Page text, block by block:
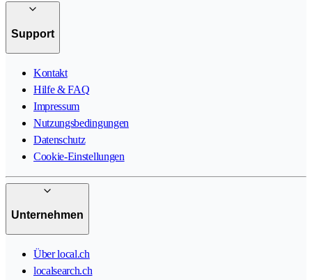
Support
Kontakt
Hilfe & FAQ
Impressum
Nutzungsbedingungen
Datenschutz
Cookie-Einstellungen
Unternehmen
Über local.ch
localsearch.ch